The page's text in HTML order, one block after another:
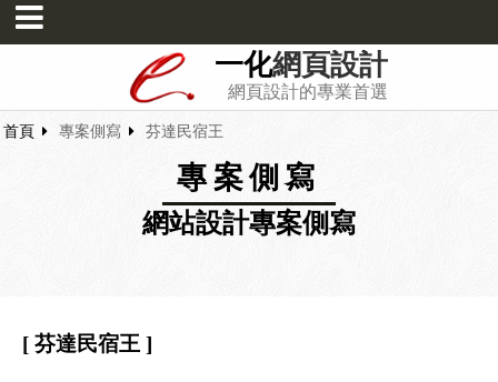
一化網頁設計
網頁設計的專業首選
首頁 專案側寫 芬達民宿王
專案側寫
網站設計專案側寫
[ 芬達民宿王 ]